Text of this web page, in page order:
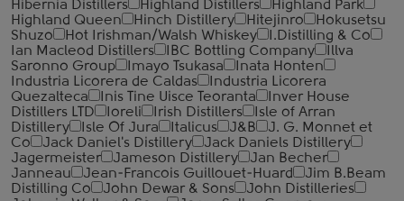
Hibernia Distillers
Highland Distillers
Highland Park
Highland Queen
Hinch Distillery Hitejinro
Hokusetsu
Shuzo
Hot Irishman/Walsh Whiskey
I.Distilling & Co
Ian Macleod Distillers
IBC Bottling Company
Illva
Saronno Group
Imayo Tsukasa
Inata Honten
Industria Licorera de Caldas
Industria Licorera
Quezalteca
Inis Tine Uisce Teoranta
Inver House
Distillers LTD
Ioreli Irish Distillers
Isle of Arran
Distillery
Isle Of Jura Italicus J&B
J. G. Monnet et
Co
Jack Daniel's Distillery
Jack Daniels Distillery
Jagermeister
Jameson Distillery
Jan Becher
Janneau
Jean-Francois Guillouet-Huard
Jim B.Beam
Distilling Co
John Dewar & Sons
John Distilleries